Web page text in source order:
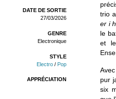
DATE DE SORTIE
27/03/2026
GENRE
Electronique
STYLE
Electro / Pop
APPRÉCIATION
trio
er i
le
et
pur
six